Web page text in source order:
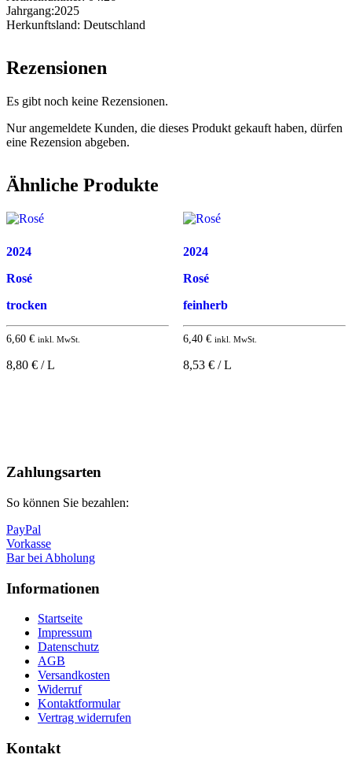
Jahrgang:2025
Herkunftsland: Deutschland
Rezensionen
Es gibt noch keine Rezensionen.
Nur angemeldete Kunden, die dieses Produkt gekauft haben, dürfen
eine Rezension abgeben.
Ähnliche Produkte
2024
Rosé
trocken
6,60 € inkl. MwSt.
8,80 € / L
2024
Rosé
feinherb
6,40 € inkl. MwSt.
8,53 € / L
oben
Zahlungsarten
So können Sie bezahlen:
PayPal
Vorkasse
Bar bei Abholung
Informationen
Startseite
Impressum
Datenschutz
AGB
Versandkosten
Widerruf
Kontaktformular
Vertrag widerrufen
Kontakt